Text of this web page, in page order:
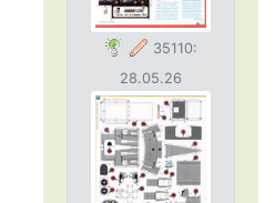
35110:
28.05.26